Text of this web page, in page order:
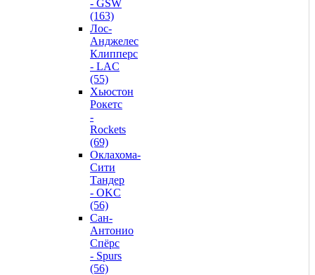
- GSW
(163)
Лос-
Анджелес
Клипперс
- LAC
(55)
Хьюстон
Рокетс
-
Rockets
(69)
Оклахома-
Сити
Тандер
- OKC
(56)
Сан-
Антонио
Спёрс
- Spurs
(56)